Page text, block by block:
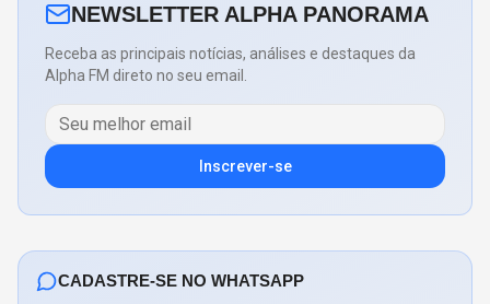
NEWSLETTER ALPHA PANORAMA
Receba as principais notícias, análises e destaques da
Alpha FM direto no seu email.
Inscrever-se
CADASTRE-SE NO WHATSAPP